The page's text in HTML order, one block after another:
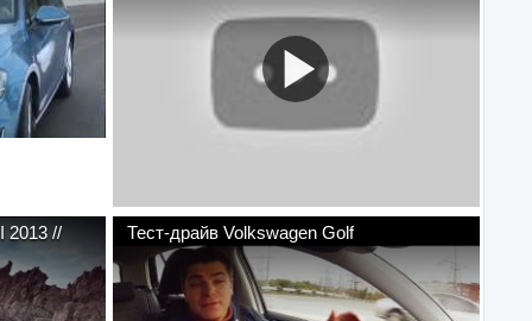
2013 //
Тест-драйв Volkswagen Golf